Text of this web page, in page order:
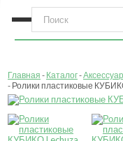
Главная Каталог
Ролики пластиковые